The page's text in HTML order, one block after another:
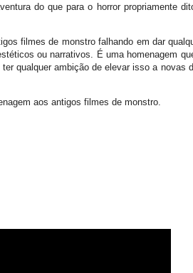
do que para o horror propriamente
filmes de monstro falhando em dar
ou narrativos. É uma homenagem
qualquer ambição de elevar isso a novas
aos antigos filmes de monstro.